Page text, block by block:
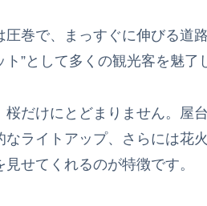
巻で、まっすぐに伸びる道
”として多くの観光客を魅了
だけにとどまりません。屋
ライトアップ、さらには花
せてくれるのが特徴です。